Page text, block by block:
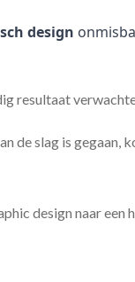
design
resultaat
slag is gegaan,
design naar een